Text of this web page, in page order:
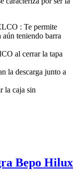
: Te permite
teniendo barra
al cerrar la tapa
la descarga junto a
la caja sin
Bepo Hilux